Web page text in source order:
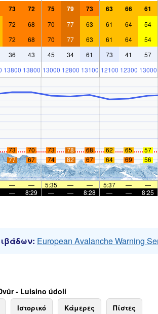
73 72 75 79 73 63 66 61
72 68 70 77 63 61 64 54
72 68 70 77 63 61 64 54
36 43 45 34 61 73 41 57
13800 13800 13000 12800 13100 12100 12300 13000
73 70 73 78 68 62 65 57
77 67 74 82 67 64 69 56
— — 5:35 — — 5:37 — —
— 8:29 — — 8:28 — — 8:25
European Avalanche Warning
- Luisino údolí
Ιστορικό Κάμερες Πίστες